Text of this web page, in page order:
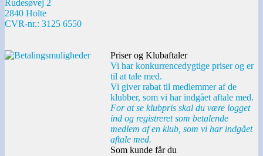
Rudesøvej 2
2840 Holte
CVR-nr.: 3125 6550
Priser og Klubaftaler
Vi har konkurrencedygtige priser og er
til at tale med.
Vi giver rabat til medlemmer af de
klubber, som vi har indgået aftale med.
For at se klubpris skal du være logget
ind og registreret som betalende
medlem af en klub, som vi har indgået
aftale med.
Som kunde får du